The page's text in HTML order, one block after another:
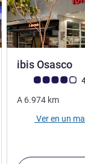
ibis Osasco
Nota de clientes
A 6.974 km
Ver en un